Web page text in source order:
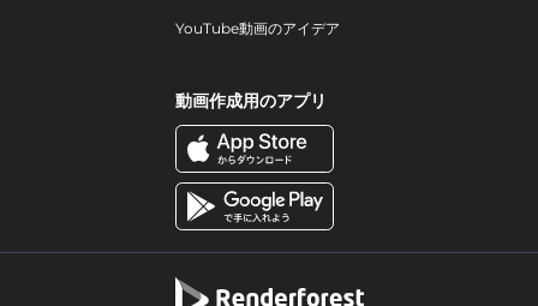
YouTube動画のアイデア
動画作成用のアプリ